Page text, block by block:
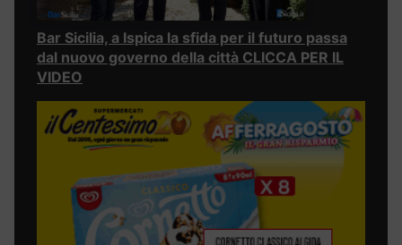
Bar Sicilia, a Ispica la sfida per il futuro passa
dal nuovo governo della città CLICCA PER IL
VIDEO